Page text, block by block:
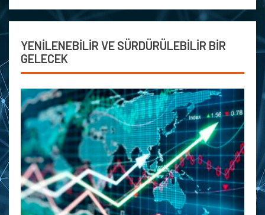
YENİLENEBİLİR VE SÜRDÜRÜLEBİLİR BİR
GELECEK